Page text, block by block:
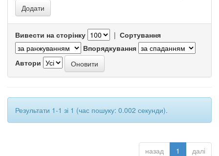
Вивести на сторінку | Сортування
Впорядкування
Автори
Результати 1-1 зі 1 (час пошуку: 0.002 секунди).
назад 1 далі